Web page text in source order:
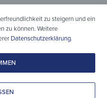
zu steigern und ein
zu können. Weitere
Datenschutzerklärung.